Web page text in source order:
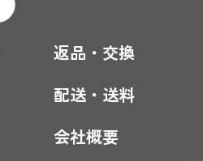
返品・交換
配送・送料
会社概要